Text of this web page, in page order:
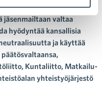
kanssa huolissaan
jäsenmailtaan valtaa
hyödyntää kansallisia
ja käyttää
Kuntaliitto, Matkailu-
yhteistyöjärjestö